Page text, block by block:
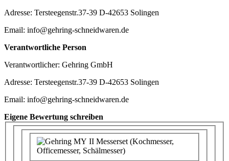
Adresse: Tersteegenstr.37-39 D-42653 Solingen
Email: info@gehring-schneidwaren.de
Verantwortliche Person
Verantwortlicher: Gehring GmbH
Adresse: Tersteegenstr.37-39 D-42653 Solingen
Email: info@gehring-schneidwaren.de
Eigene Bewertung schreiben